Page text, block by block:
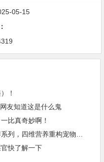
05-15
！
友知道这是什么鬼
比真奇妙啊！
快了解一下